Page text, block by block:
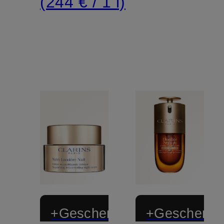
+Geschenk +Geschenk